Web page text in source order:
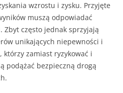
wzrostu i zysku. Przy­jęte
muszą odpowiadać
często jednak sprzyjają
unikających niepewności i
zamiast ryzykować i
podążać bezpieczną drogą